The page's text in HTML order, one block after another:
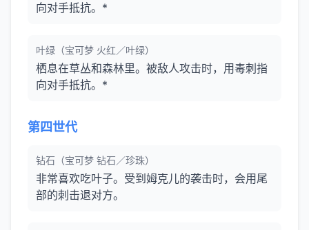
向对手抵抗。*
叶绿（宝可梦 火红／叶绿）
栖息在草丛和森林里。被敌人攻击时，用毒刺指
向对手抵抗。*
第四世代
钻石（宝可梦 钻石／珍珠）
非常喜欢吃叶子。受到姆克儿的袭击时，会用尾
部的刺击退对方。